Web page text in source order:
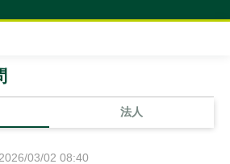
法人
03/02 08:40